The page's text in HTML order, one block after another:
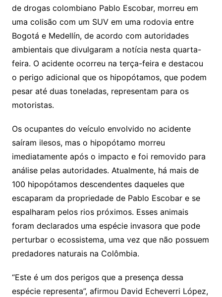
de drogas colombiano Pablo Escobar, morreu em
uma colisão com um SUV em uma rodovia entre
Bogotá e Medellín, de acordo com autoridades
ambientais que divulgaram a notícia nesta quarta-
feira. O acidente ocorreu na terça-feira e destacou
o perigo adicional que os hipopótamos, que podem
pesar até duas toneladas, representam para os
motoristas.
Os ocupantes do veículo envolvido no acidente
saíram ilesos, mas o hipopótamo morreu
imediatamente após o impacto e foi removido para
análise pelas autoridades. Atualmente, há mais de
100 hipopótamos descendentes daqueles que
escaparam da propriedade de Pablo Escobar e se
espalharam pelos rios próximos. Esses animais
foram declarados uma espécie invasora que pode
perturbar o ecossistema, uma vez que não possuem
predadores naturais na Colômbia.
“Este é um dos perigos que a presença dessa
espécie representa”, afirmou David Echeverri López,